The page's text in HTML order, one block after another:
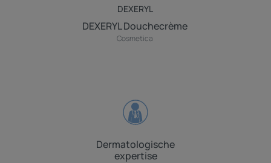
DEXERYL
DEXERYL Douchecrème
Cosmetica
Dermatologische
expertise